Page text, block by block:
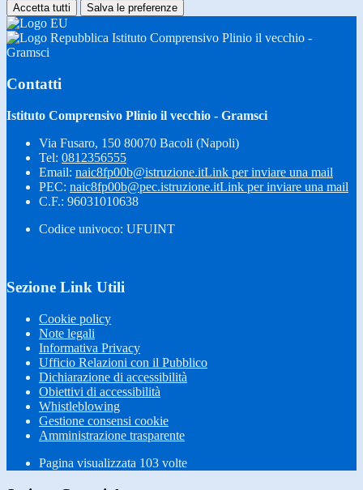
Accetta tutti Salva le preferenze
Istituto Comprensivo Plinio il vecchio -
Gramsci
Contatti
Istituto Comprensivo Plinio il vecchio - Gramsci
Via Fusaro, 150 80070 Bacoli (Napoli)
Tel: 0812356555
Email: naic8fp00b@istruzione.itLink per inviare una mail
PEC: naic8fp00b@pec.istruzione.itLink per inviare una mail
C.F.: 96031010638
Codice univoco: UFUINT
Sezione Link Utili
Cookie policy
Note legali
Informativa Privacy
Ufficio Relazioni con il Pubblico
Dichiarazione di accessibilità
Obiettivi di accessibilità
Whistleblowing
Gestione consensi cookie
Amministrazione trasparente
Pagina visualizzata 103 volte